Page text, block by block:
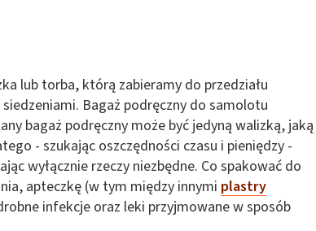
lub torba, którą zabieramy do przedziału
Bagaż podręczny do samolotu
bagaż podręczny może być jedyną walizką, jaką
- szukając oszczędności czasu i pieniędzy -
wyłącznie rzeczy niezbędne. Co spakować do
apteczkę (w tym między innymi plastry
infekcje oraz leki przyjmowane w sposób